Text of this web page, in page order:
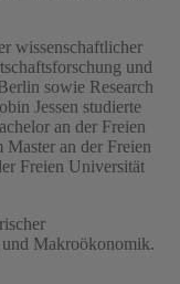
wissenschaftlicher
und
sowie Research
Jessen studierte
an der Freien
an der Freien
Freien Universität
Makroökonomik.